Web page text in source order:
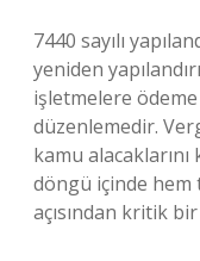
7440 sayılı
yeniden
işletmelere
düzenlemedir.
kamu
döngü içinde
açısından kritik